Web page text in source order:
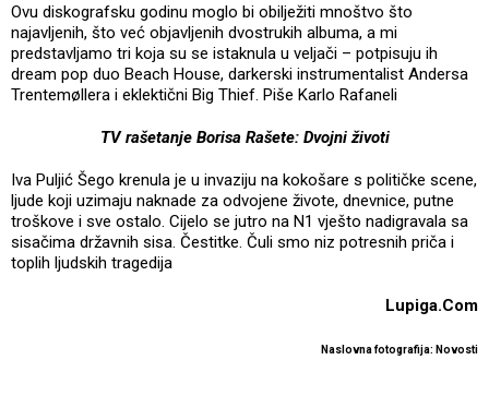
Ovu diskografsku godinu moglo bi obilježiti mnoštvo što
najavljenih, što već objavljenih dvostrukih albuma, a mi
predstavljamo tri koja su se istaknula u veljači – potpisuju ih
dream pop duo Beach House, darkerski instrumentalist Andersa
Trentemøllera i eklektični Big Thief. Piše Karlo Rafaneli
TV rašetanje Borisa Rašete: Dvojni životi
Iva Puljić Šego krenula je u invaziju na kokošare s političke scene,
ljude koji uzimaju naknade za odvojene živote, dnevnice, putne
troškove i sve ostalo. Cijelo se jutro na N1 vješto nadigravala sa
sisačima državnih sisa. Čestitke. Čuli smo niz potresnih priča i
toplih ljudskih tragedija
Lupiga.Com
Naslovna fotografija: Novosti